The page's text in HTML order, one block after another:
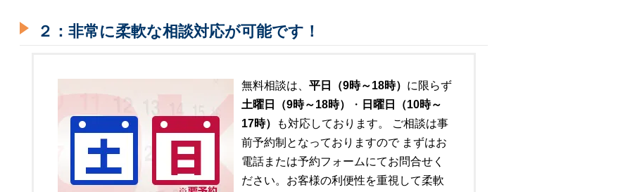
２：非常に柔軟な相談対応が可能です！
無料相談は、 平日（9時～18時） に限らず
土曜日（9時～18時）
・ 日曜日（10時～
17時）
も対応しております。 ご相談は事
前予約制となっておりますので まずはお
電話または予約フォームにてお問合せく
ださい。お客様の利便性を重視して柔軟